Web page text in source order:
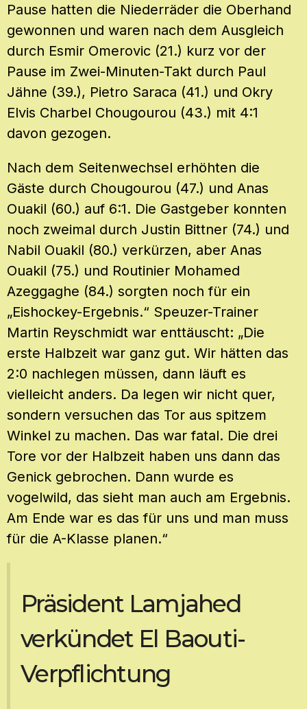
Pause hatten die Niederräder die Oberhand
gewonnen und waren nach dem Ausgleich
durch Esmir Omerovic (21.) kurz vor der
Pause im Zwei-Minuten-Takt durch Paul
Jähne (39.), Pietro Saraca (41.) und Okry
Elvis Charbel Chougourou (43.) mit 4:1
davon gezogen.
Nach dem Seitenwechsel erhöhten die
Gäste durch Chougourou (47.) und Anas
Ouakil (60.) auf 6:1. Die Gastgeber konnten
noch zweimal durch Justin Bittner (74.) und
Nabil Ouakil (80.) verkürzen, aber Anas
Ouakil (75.) und Routinier Mohamed
Azeggaghe (84.) sorgten noch für ein
„Eishockey-Ergebnis.“ Speuzer-Trainer
Martin Reyschmidt war enttäuscht: „Die
erste Halbzeit war ganz gut. Wir hätten das
2:0 nachlegen müssen, dann läuft es
vielleicht anders. Da legen wir nicht quer,
sondern versuchen das Tor aus spitzem
Winkel zu machen. Das war fatal. Die drei
Tore vor der Halbzeit haben uns dann das
Genick gebrochen. Dann wurde es
vogelwild, das sieht man auch am Ergebnis.
Am Ende war es das für uns und man muss
für die A-Klasse planen.“
Präsident Lamjahed
verkündet El Baouti-
Verpflichtung